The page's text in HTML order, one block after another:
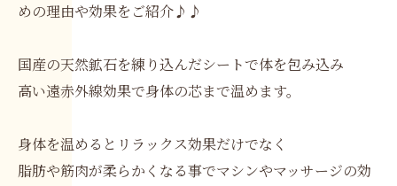
めの理由や効果をご紹介♪♪
国産の天然鉱石を練り込んだシートで体を包み込み
高い遠赤外線効果で身体の芯まで温めます。
身体を温めるとリラックス効果だけでなく
脂肪や筋肉が柔らかくなる事でマシンやマッサージの効